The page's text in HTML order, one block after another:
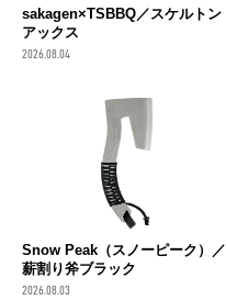
sakagen×TSBBQ／スケルトン
アックス
2026.08.04
Snow Peak（スノーピーク）／
薪割り斧ブラック
2026.08.03